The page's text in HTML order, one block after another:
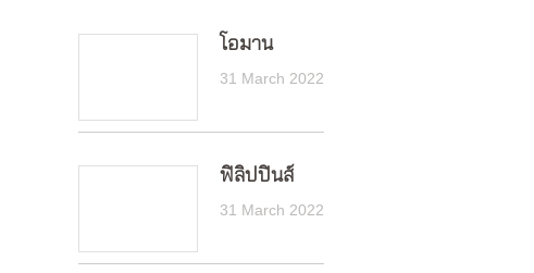
โอมาน
31 March 2022
ฟิลิปปินส์
31 March 2022